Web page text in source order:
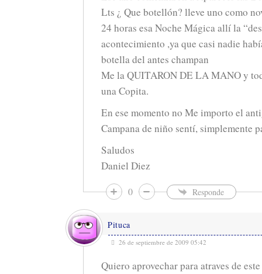
Lts ¿ Que botellón? lleve uno como
24 horas esa Noche Mágica allí la
acontecimiento ,ya que casi nadie
botella del antes champan
Me la QUITARON DE LA MANO y
una Copita.
En ese momento no Me importo el
Campana de niño sentí, simplemente
Saludos
Daniel Diez
0 Responde
Pituca
26 de septiembre de 2009 05:42
Quiero aprovechar para atraves de